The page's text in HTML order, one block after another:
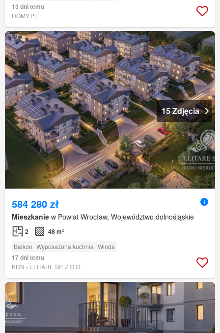
13 dni temu
DOMY.PL
15 Zdjęcia
584 280 zł
Mieszkanie w Powiat Wrocław, Województwo dolnośląskie
2 48 m²
Balkon Wyposażona kuchnia Winda
17 dni temu
KRN - ELITARE SP. Z O.O.